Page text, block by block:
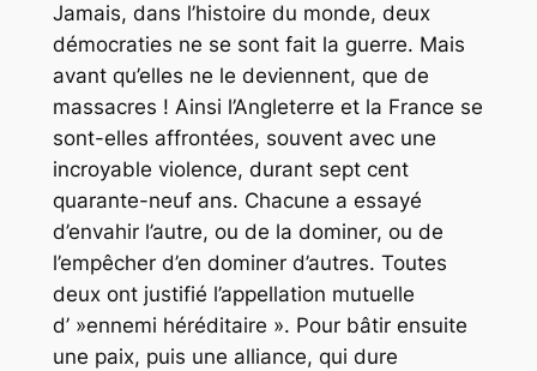
Jamais, dans l’histoire du monde, deux
démocraties ne se sont fait la guerre. Mais
avant qu’elles ne le deviennent, que de
massacres ! Ainsi l’Angleterre et la France se
sont-elles affrontées, souvent avec une
incroyable violence, durant sept cent
quarante-neuf ans. Chacune a essayé
d’envahir l’autre, ou de la dominer, ou de
l’empêcher d’en dominer d’autres. Toutes
deux ont justifié l’appellation mutuelle
d’ »ennemi héréditaire ». Pour bâtir ensuite
une paix, puis une alliance, qui dure